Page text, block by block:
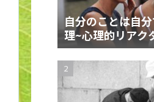
自分のことは自
理~心理的リアク